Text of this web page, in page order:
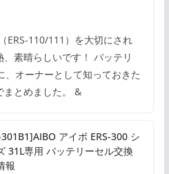
ERS-110/111）を大切にされ
素晴らしいです！ バッテリ
、オーナーとして知っておきた
まとめました。 &
アイボ ERS-300 シ
31L専用 バッテリーセル交換
報